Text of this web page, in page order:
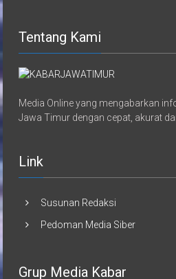
Tentang Kami
Media Online yang mengabarkan
Jawa Timur dengan cepat, akurat
Link
Susunan Redaksi
Pedoman Media Siber
Grup Media Kabar